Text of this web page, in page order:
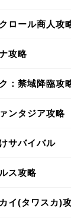
ロール商人攻
攻略
：禁域降臨攻
ンタジア攻略
サバイバル
ス攻略
イ(タワスカ)